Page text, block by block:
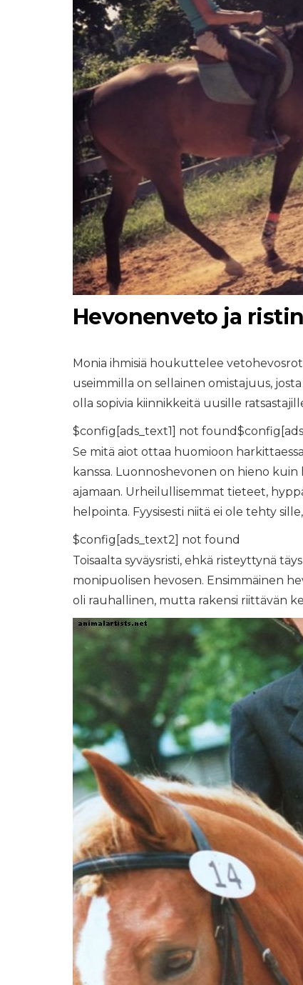
Hevonenveto ja
Monia ihmisiä houkuttelee
useimmilla on sellainen omistajuus,
olla sopivia kiinnikkeitä uusille
$config[ads_text1] not
Se mitä aiot ottaa huomioon
kanssa. Luonnoshevonen on hieno
ajamaan. Urheilullisemmat tieteet,
helpointa. Fyysisesti niitä ei ole tehty
$config[ads_text2] not found
Toisaalta syväysristi, ehkä risteyttynä
monipuolisen hevosen. Ensimmäinen
oli rauhallinen, mutta rakensi riittävän